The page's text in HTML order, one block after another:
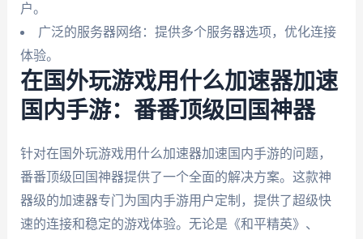
户。
广泛的服务器网络：提供多个服务器选项，优化连接
体验。
在国外玩游戏用什么加速器加速
国内手游：番番顶级回国神器
针对在国外玩游戏用什么加速器加速国内手游的问题，
番番顶级回国神器提供了一个全面的解决方案。这款神
器级的加速器专门为国内手游用户定制，提供了超级快
速的连接和稳定的游戏体验。无论是《和平精英》、